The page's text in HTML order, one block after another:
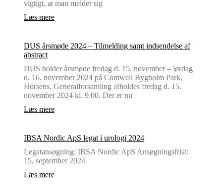
vigtigt, at man melder sig
Læs mere
DUS årsmøde 2024 – Tilmelding samt indsendelse af
abstract
DUS holder årsmøde fredag d. 15. november – lørdag
d. 16. november 2024 på Comwell Bygholm Park,
Horsens. Generalforsamling afholdes fredag d. 15.
november 2024 kl. 9.00. Der er nu
Læs mere
IBSA Nordic ApS legat i urologi 2024
Legatansøgning: IBSA Nordic ApS Ansøgningsfrist:
15. september 2024
Læs mere